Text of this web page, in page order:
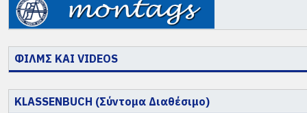
ΦΙΛΜΣ ΚΑΙ VIDEOS
KLASSENBUCH (Σύντομα Διαθέσιμο)